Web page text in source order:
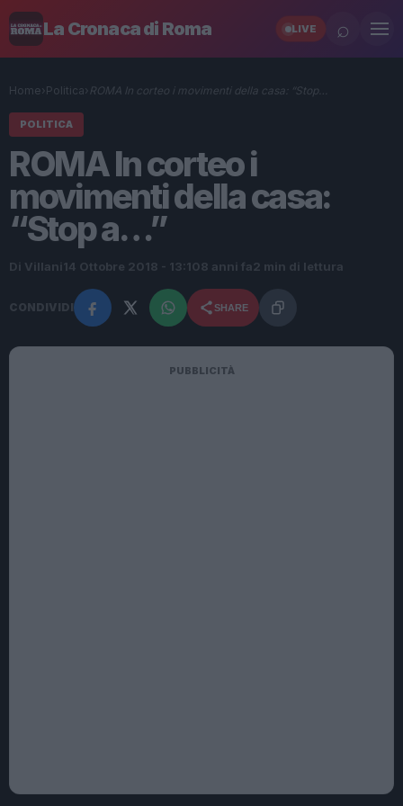
La Cronaca di Roma LIVE ⌕
Home› Politica› ROMA In corteo i movimenti della casa: “Stop…
POLITICA
ROMA In corteo i
movimenti della casa:
“Stop a…”
Di Villani 14 Ottobre 2018 - 13:108 anni fa2 min di lettura
CONDIVIDI SHARE
PUBBLICITÀ